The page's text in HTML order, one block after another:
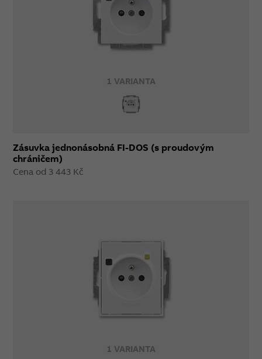
1 VARIANTA
Zásuvka jednonásobná FI-DOS (s proudovým
chráničem)
Cena od 3 443 Kč
1 VARIANTA